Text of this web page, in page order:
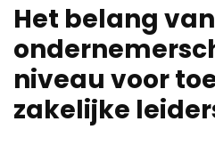
Het belang van
niveau voor
zakelijke